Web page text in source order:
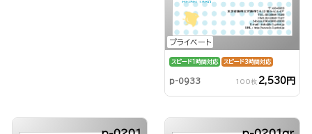
プライベート
スピード1時間対応 スピード3時間対応
p-0933 100枚 2,530円